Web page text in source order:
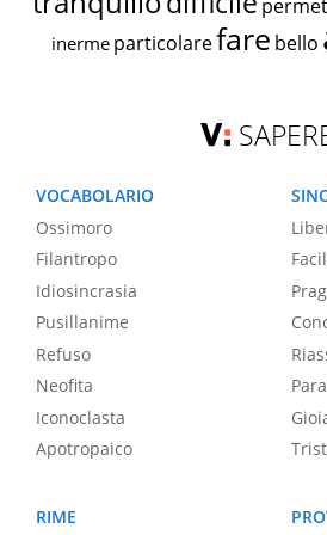
inerme particolarefare bello
VOCABOLARIO
Ossimoro
Filantropo
Idiosincrasia
Pusillanime
Refuso
Neofita
Iconoclasta
Apotropaico
RIME